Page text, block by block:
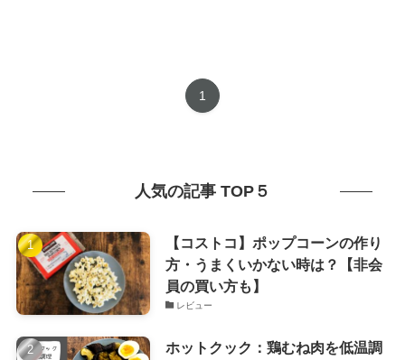
1
人気の記事 TOP５
【コストコ】ポップコーンの作り
方・うまくいかない時は？【非会
員の買い方も】
レビュー
ホットクック：鶏むね肉を低温調